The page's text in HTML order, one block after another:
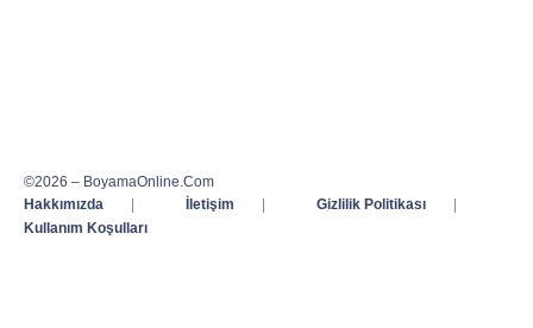
©2026 – BoyamaOnline.Com
Hakkımızda
| İletişim | Gizlilik Politikası
|
Kullanım Koşulları